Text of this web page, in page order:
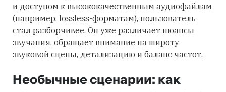
и доступом к высококачественным аудиофайлам
(например, lossless-форматам), пользователь
стал разборчивее. Он уже различает нюансы
звучания, обращает внимание на широту
звуковой сцены, детализацию и баланс частот.
Необычные сценарии: как